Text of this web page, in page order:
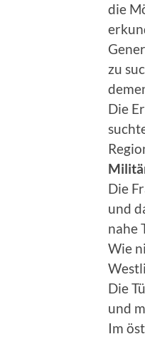
die
zu
Die
Die
und
nahe
Wie
Die
und
Im